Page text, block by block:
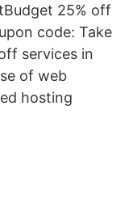
25% off
code: Take
services in
of web
hosting